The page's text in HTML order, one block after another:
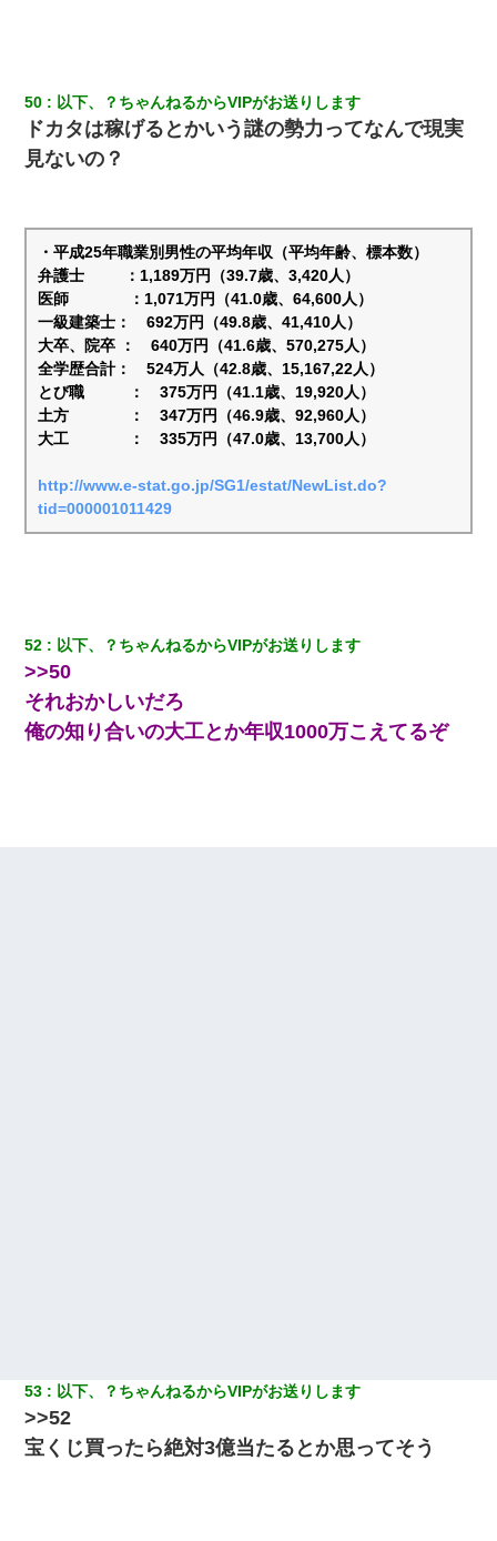
50 以下、？ちゃんねるからVIPがお送りします
ドカタは稼げるとかいう謎の勢力ってなんで現実
見ないの？
・平成25年職業別男性の平均年収（平均年齢、標本数）
弁護士 ：1,189万円（39.7歳、3,420人）
医師 ：1,071万円（41.0歳、64,600人）
一級建築士： 692万円（49.8歳、41,410人）
大卒、院卒 ： 640万円（41.6歳、570,275人）
全学歴合計： 524万人（42.8歳、15,167,22人）
とび職 ： 375万円（41.1歳、19,920人）
土方 ： 347万円（46.9歳、92,960人）
大工 ： 335万円（47.0歳、13,700人）
http://www.e-stat.go.jp/SG1/estat/NewList.do?
tid=000001011429
52 以下、？ちゃんねるからVIPがお送りします
>>50
それおかしいだろ
俺の知り合いの大工とか年収1000万こえてるぞ
53 以下、？ちゃんねるからVIPがお送りします
>>52
宝くじ買ったら絶対3億当たるとか思ってそう